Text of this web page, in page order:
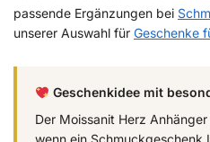
passende Ergänzungen bei
unserer Auswahl für Geschenke
Geschenkidee mit
Der Moissanit Herz